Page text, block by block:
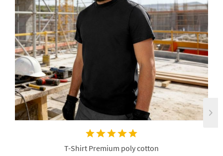
T-Shirt Premium poly cotton